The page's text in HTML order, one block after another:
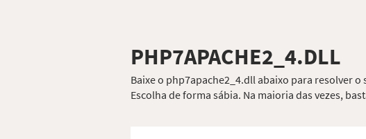
PHP7APACHE2_4.DLL
Baixe o php7apache2_4.dll abaixo para resolver
Escolha de forma sábia. Na maioria das vezes,